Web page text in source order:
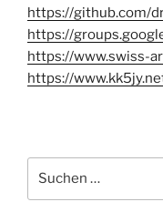
https://github.com/
https://
https://www.swiss-
https://
nach: